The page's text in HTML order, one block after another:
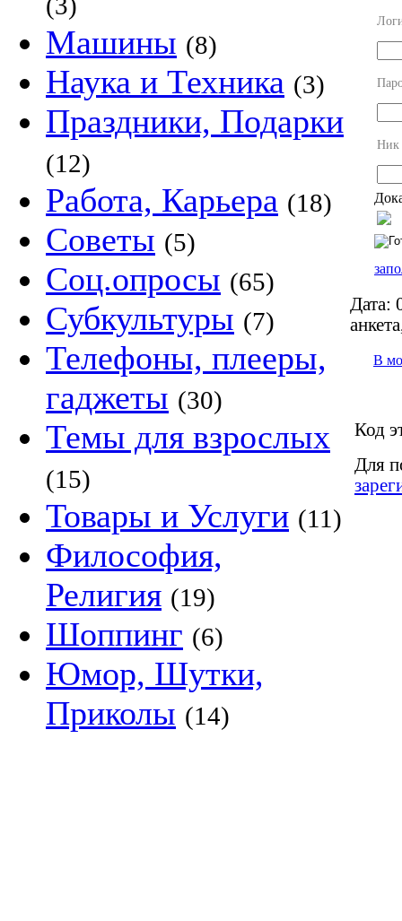
Машины (8)
Наука и Техника (3)
Праздники, Подарки
(12)
Работа, Карьера (18)
Советы (5)
Соц.опросы (65)
Субкультуры (7)
Телефоны, плееры,
гаджеты (30)
Темы для взрослых
(15)
Товары и Услуги (11)
Философия,
Религия (19)
Шоппинг (6)
Юмор, Шутки,
Приколы (14)
Ник
Дата:
В
Код
Для